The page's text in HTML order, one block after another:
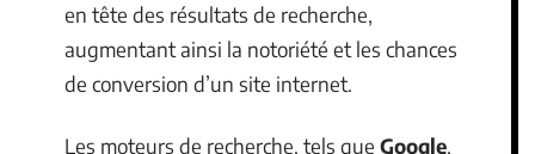
en tête des résultats de recherche,
augmentant ainsi la notoriété et les chances
de conversion d’un site internet.
Les moteurs de recherche, tels que Google,